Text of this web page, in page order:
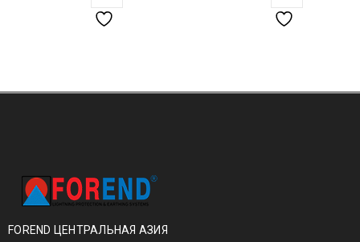
FOREND ЦЕНТРАЛЬНАЯ АЗИЯ